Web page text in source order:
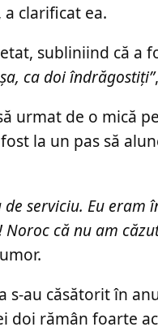
a clarificat ea.
subliniind că a
ca doi îndrăgostiți”
urmat de o mică
la un pas să
de serviciu. Eu
că nu am
s-au căsătorit în
doi rămân foarte